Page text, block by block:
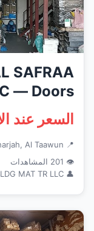
SAFRAA
— Doors
Fra...
السعر عند
📍 Sharjah, Al Taawun
👁 201 المشاهدات
👤 AL JAZEERAH AL SAFRAA BLDG MAT TR LLC